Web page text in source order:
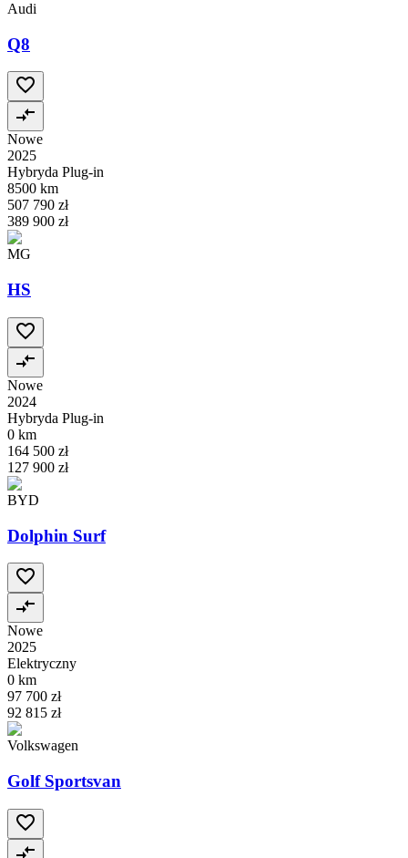
Audi
Q8
Nowe
2025
Hybryda Plug-in
8500 km
507 790 zł
389 900 zł
MG
HS
Nowe
2024
Hybryda Plug-in
0 km
164 500 zł
127 900 zł
BYD
Dolphin Surf
Nowe
2025
Elektryczny
0 km
97 700 zł
92 815 zł
Volkswagen
Golf Sportsvan